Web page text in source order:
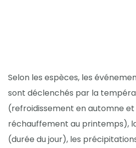
Selon les espèces, les
sont déclenchés par la
(refroidissement en automne
réchauffement au printemps),
(durée du jour), les